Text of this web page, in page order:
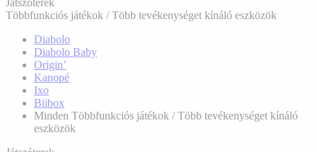
Játszóterek
Többfunkciós játékok / Több tevékenységet kínáló eszközök
Diabolo
Diabolo Baby
Origin’
Kanopé
Ixo
Biibox
Minden Többfunkciós játékok / Több tevékenységet kínáló
eszközök